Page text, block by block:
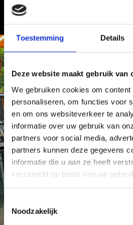
Toestemming Details
Deze website maakt gebruik van
We gebruiken cookies om
personaliseren, om functies voor
en om ons websiteverkeer te
informatie over uw gebruik van
partners voor social media,
partners kunnen deze gegevens
informatie die u aan ze heeft
verzameld op basis van uw
T
o
Noodzakelijk